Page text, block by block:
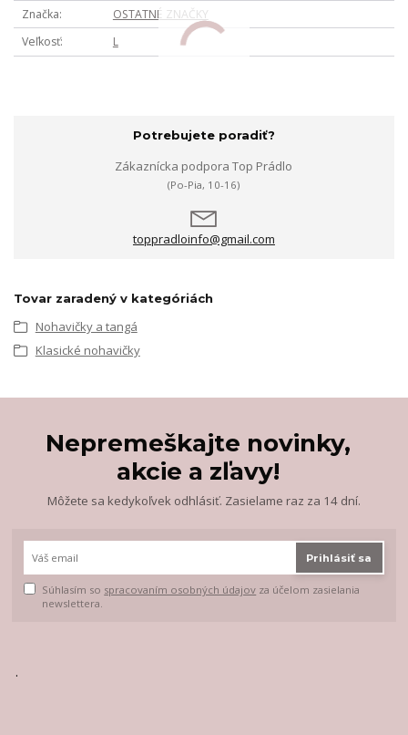
Značka
OSTATNÉ ZNAČKY
Veľkosť
L
Potrebujete poradiť?
Zákaznícka podpora Top Prádlo
(Po-Pia, 10-16)
toppradloinfo@gmail.com
Tovar zaradený v kategóriách
Nohavičky a tangá
Klasické nohavičky
Nepremeškajte novinky,
akcie a zľavy!
Môžete sa kedykoľvek odhlásiť. Zasielame raz za 14 dní.
Prihlásiť sa
Súhlasím so spracovaním osobných údajov za účelom zasielania
newslettera.
.